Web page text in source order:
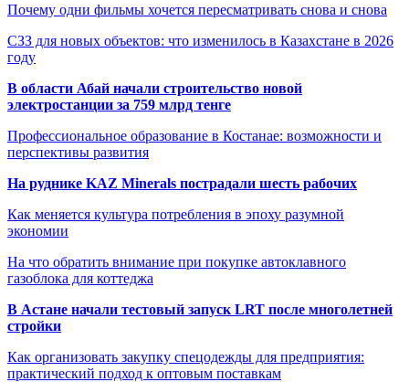
Почему одни фильмы хочется пересматривать снова и снова
СЗЗ для новых объектов: что изменилось в Казахстане в 2026
году
В области Абай начали строительство новой
электростанции за 759 млрд тенге
Профессиональное образование в Костанае: возможности и
перспективы развития
На руднике KAZ Minerals пострадали шесть рабочих
Как меняется культура потребления в эпоху разумной
экономии
На что обратить внимание при покупке автоклавного
газоблока для коттеджа
В Астане начали тестовый запуск LRT после многолетней
стройки
Как организовать закупку спецодежды для предприятия:
практический подход к оптовым поставкам